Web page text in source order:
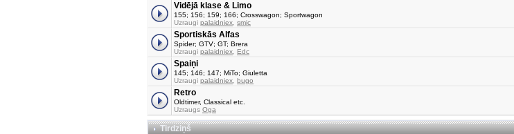
Vidējā klase & Limo
155; 156; 159; 166; Crosswagon; Sportwagon
Uzraugi palaidniex smic
Sportiskās Alfas
Spider; GTV; GT; Brera
Uzraugi palaidniex Edc
Spaiņi
145; 146; 147; MiTo; Giuletta
Uzraugi palaidniex bugo
Retro
Oldtimer, Classical etc.
Uzraugs Oga
Tirdziņš